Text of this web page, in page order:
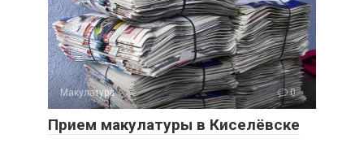
Макулатура 0
Прием макулатуры в Киселёвске